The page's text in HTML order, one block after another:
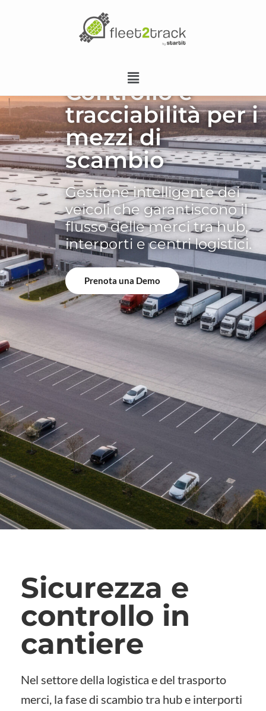
Controllo e
tracciabilità per i
mezzi di
scambio
Gestione intelligente dei
veicoli che garantiscono il
flusso delle merci tra hub,
interporti e centri logistici.
Prenota una Demo
Sicurezza e
controllo in
cantiere
Nel settore della logistica e del trasporto
merci, la fase di scambio tra hub e interporti